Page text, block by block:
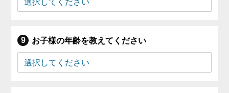
お子様の年齢を教えてください